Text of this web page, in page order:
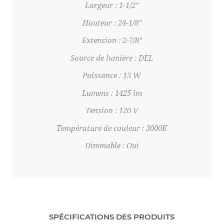
Largeur : 1-1/2"
Hauteur : 24-1/8"
Extension : 2-7/8"
Source de lumière : DEL
Puissance : 15 W
Lumens : 1425 lm
Tension : 120 V
Température de couleur : 3000K
Dimmable : Oui
SPÉCIFICATIONS DES PRODUITS